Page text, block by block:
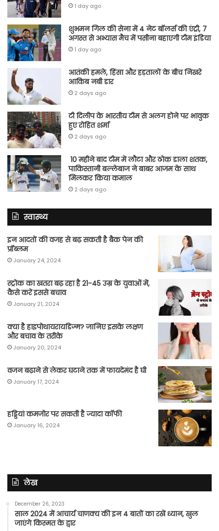
1 day ago
शुभमन गिल की सेना में 4 नेट बॉलर्स की एंट्री, 7
अगस्त से अभ्यास मैच में पसीना बहाएगी टीम इंडिया
1 day ago
आतंकी हमले, हिंसा और हड़तालों के बीच निखरे
आकिब नबी डार
2 days ago
टी दिलीप के भारतीय टीम से अलग होने पर भावुक
हुए रोहित शर्मा
2 days ago
10 महीने बाद टीम में लौटा और ठोक डाला शतक,
पाकिस्तानी बल्लेबाज ने बाबर आजम के साथ
मिलकर किया कमाल
2 days ago
स्वास्थ्य
इन आदतों की वजह से बढ़ सकती है बैक पेन की
प्रॉब्लम
January 24, 2024
स्ट्रोक का खतरा बढ़ रहा है 21-45 उम्र के युवाओं में,
कैसे करें इससे बचाव
January 21, 2024
क्या है हाइपोथायरायडिज्म? जानिए इसके लक्षण
और बचाव के तरीके
January 20, 2024
वजन बढ़ाने से लेकर घटाने तक में फायदेमंद है घी
January 17, 2024
हड्डियां कमजोर पर सकती है ज्यादा कॉफी
January 16, 2024
लेख
December 26, 2023
साल 2024 में आचार्य चाणक्य की इन 4 बातों का रखें ध्यान, खुल
जाएंगे किस्मत के द्वार